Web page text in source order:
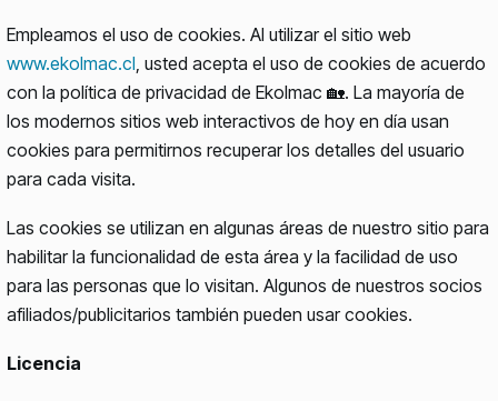
Empleamos el uso de cookies. Al utilizar el sitio web
www.ekolmac.cl , usted acepta el uso de cookies de acuerdo
con la política de privacidad de Ekolmac 🏡. La mayoría de
los modernos sitios web interactivos de hoy en día usan
cookies para permitirnos recuperar los detalles del usuario
para cada visita.
Las cookies se utilizan en algunas áreas de nuestro sitio para
habilitar la funcionalidad de esta área y la facilidad de uso
para las personas que lo visitan. Algunos de nuestros socios
afiliados/publicitarios también pueden usar cookies.
Licencia